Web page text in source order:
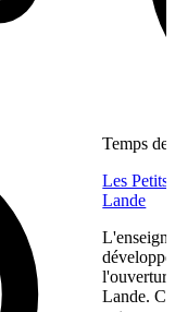
Temps de
Les Petits
Lande
Lande.